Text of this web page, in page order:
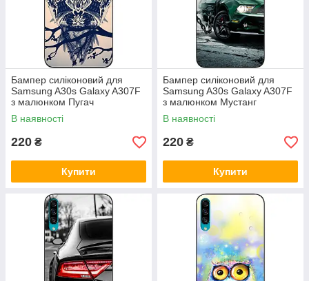
Бампер силіконовий для
Samsung A30s Galaxy A307F
з малюнком Пугач
В наявності
220 ₴
Купити
Бампер силіконовий для
Samsung A30s Galaxy A307F
з малюнком Мустанг
В наявності
220 ₴
Купити